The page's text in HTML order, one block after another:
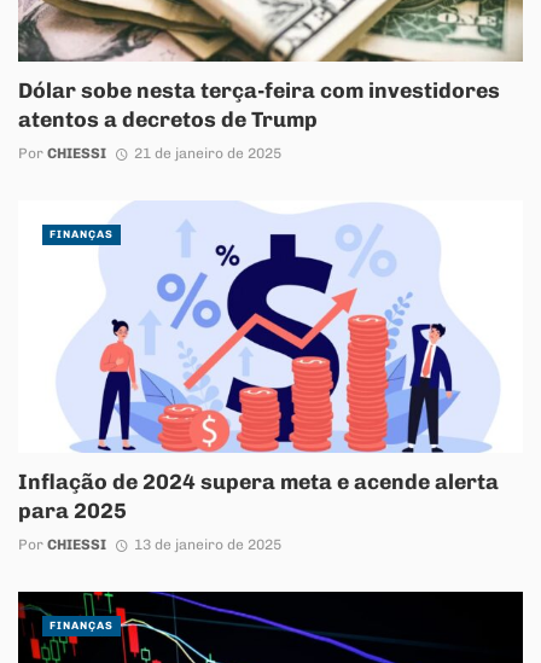
Dólar sobe nesta terça-feira com investidores
atentos a decretos de Trump
Por CHIESSI 21 de janeiro de 2025
Inflação de 2024 supera meta e acende alerta
para 2025
Por CHIESSI 13 de janeiro de 2025
FINANÇAS
FINANÇAS